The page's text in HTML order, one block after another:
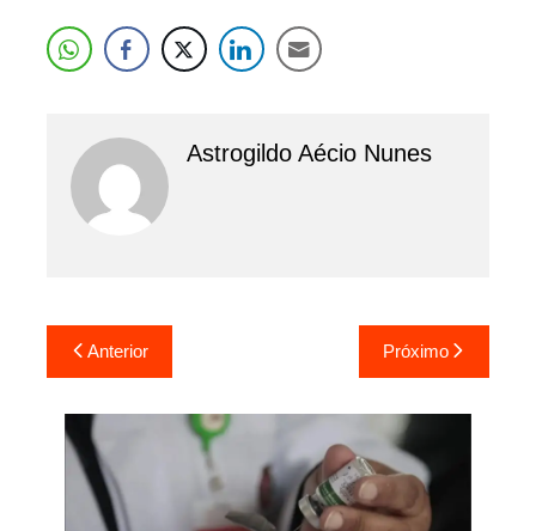
Astrogildo Aécio Nunes
Navegação
de
Post
Anterior Próximo